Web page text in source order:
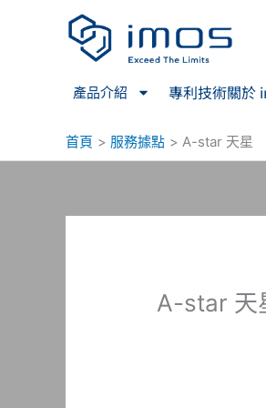
產品介紹 專利技術關於
首頁 服務據點 A-star 天星
A-star 天